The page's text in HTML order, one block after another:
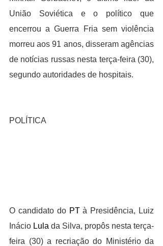
União Soviética e o político que
encerrou a Guerra Fria sem violência
morreu aos 91 anos, disseram agências
de notícias russas nesta terça-feira (30),
segundo autoridades de hospitais.
POLÍTICA
O candidato do PT à Presidência, Luiz
Inácio Lula da Silva, propôs nesta terça-
feira (30) a recriação do Ministério da